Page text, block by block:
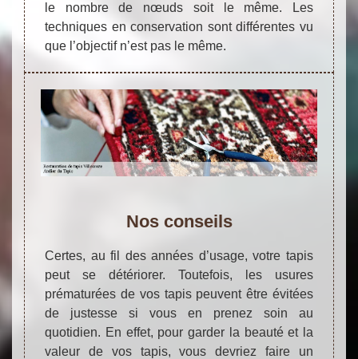
le nombre de nœuds soit le même. Les
techniques en conservation sont différentes vu
que l’objectif n’est pas le même.
Nos conseils
Certes, au fil des années d’usage, votre tapis
peut se détériorer. Toutefois, les usures
prématurées de vos tapis peuvent être évitées
de justesse si vous en prenez soin au
quotidien. En effet, pour garder la beauté et la
valeur de vos tapis, vous devriez faire un